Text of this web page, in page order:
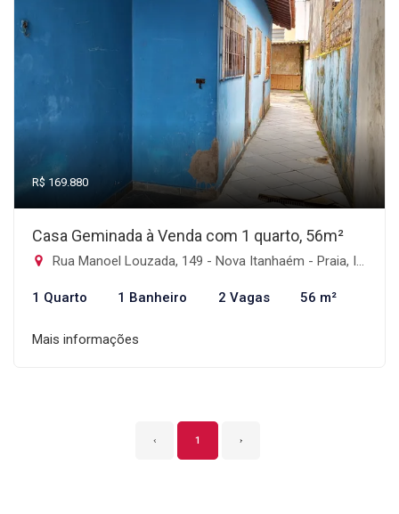
R$ 169.880
Casa Geminada à Venda com 1 quarto, 56m²
Rua Manoel Louzada, 149 - Nova Itanhaém - Praia, Itanhaém-SP
1 Quarto 1 Banheiro 2 Vagas 56 m²
Mais informações
‹ 1 ›